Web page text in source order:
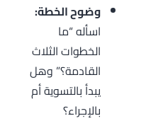
وضوح الخطة:
اسأله “ما
الخطوات الثلاث
القادمة؟” وهل
يبدأ بالتسوية أم
بالإجراء؟